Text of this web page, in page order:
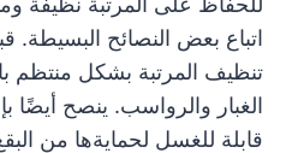
اتباع بعض النصائح
تنظيف المرتبة بشكل منتظم
الغبار والرواسب. ينصح أيضًا
قابلة للغسل لحمايةها من